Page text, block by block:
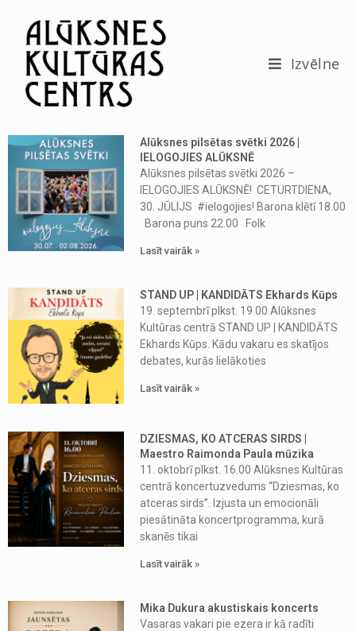
Izvēlne
Alūksnes pilsētas svētki 2026 |
IELOGOJIES ALŪKSNĒ
Alūksnes pilsētas svētki 2026 –
IELOGOJIES ALŪKSNĒ! CETURTDIENA,
30. JŪLIJS #ielogojies! Barona klētī 18.00
Barona puns 22.00 Folk
Lasīt vairāk »
STAND UP | KANDIDĀTS Ekhards Kūps
19. septembrī plkst. 19.00 Alūksnes
Kultūras centrā STAND UP | KANDIDĀTS
Ekhards Kūps. Kādu vakaru es skatījos
debates, kurās lielākoties
Lasīt vairāk »
DZIESMAS, KO ATCERAS SIRDS |
Maestro Raimonda Paula mūzika
11. oktobrī plkst. 16.00 Alūksnes Kultūras
centrā koncertuzvedums “Dziesmas, ko
atceras sirds”. Izjusta un emocionāli
piesātināta koncertprogramma, kurā
skanēs tikai
Lasīt vairāk »
Mika Dukura akustiskais koncerts
Vasaras vakari pie ezera ir kā radīti